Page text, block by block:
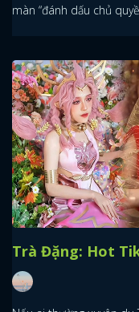
màn “đánh dấu chủ
Trà Đặng: Hot